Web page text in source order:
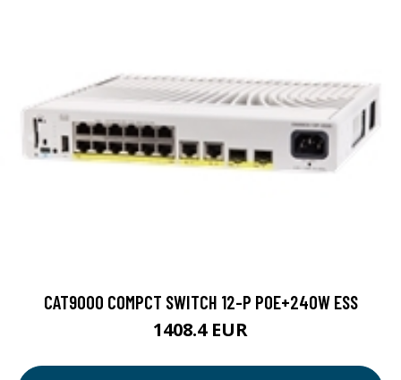
CAT9000 COMPCT SWITCH 12-P POE+240W ESS
1408.4 EUR